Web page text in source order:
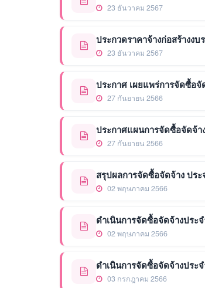
23 ธันวาคม 2567
ประกวดราคาจ้างก่อสร้างง
23 ธันวาคม 2567
ประกาศ เผยแพร่การจัดซื้อ
27 กันยายน 2566
ประกาศแผนการจัดซื้อจัดจ้า
27 กันยายน 2566
สรุปผลการจัดซื้อจัดจ้าง ประ
02 พฤษภาคม 2566
ดำเนินการจัดซื้อจัดจ้างประ
02 พฤษภาคม 2566
ดำเนินการจัดซื้อจัดจ้างประ
03 กรกฎาคม 2566